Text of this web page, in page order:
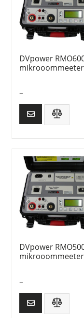
DVpower
mikrooommeeter
–
DVpower
mikrooommeeter
–